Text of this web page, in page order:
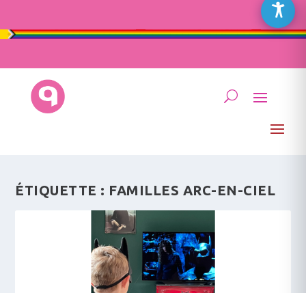
ÉTIQUETTE : FAMILLES ARC-EN-CIEL